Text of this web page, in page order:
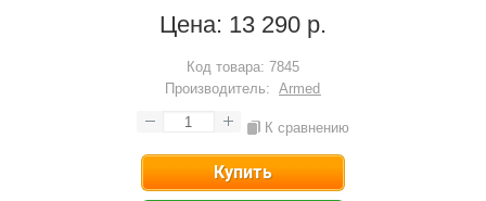
Цена: 13 290 р.
Код товара: 7845
Производитель:
Armed
К сравнению